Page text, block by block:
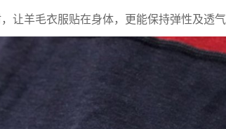
让羊毛衣服贴在身体，更能保持弹性及透气